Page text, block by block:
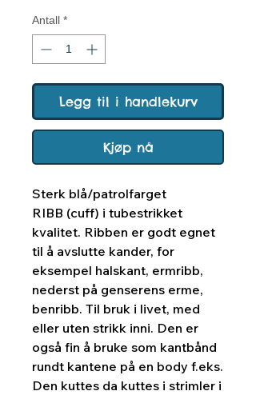
Antall *
Legg til i handlekurv
Kjøp nå
Sterk blå/patrolfarget
RIBB (cuff) i tubestrikket
kvalitet. Ribben er godt egnet
til å avslutte kander, for
eksempel halskant, ermribb,
nederst på genserens erme,
benribb. Til bruk i livet, med
eller uten strikk inni. Den er
også fin å bruke som kantbånd
rundt kantene på en body f.eks.
Den kuttes da kuttes i strimler i